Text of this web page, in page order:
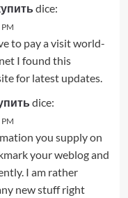
dice:
to pay a visit world-
I found this
for latest updates.
dice:
you supply on
your weblog and
I am rather
new stuff right